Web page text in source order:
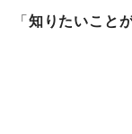
「 知りたいこと